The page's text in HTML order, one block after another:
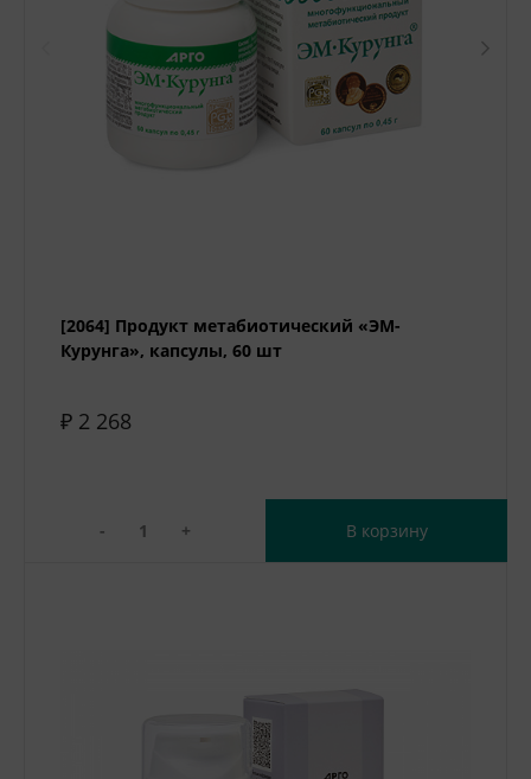
[2064] Продукт метабиотический «ЭМ-
Курунга», капсулы, 60 шт
₽ 2 268
- + В корзину